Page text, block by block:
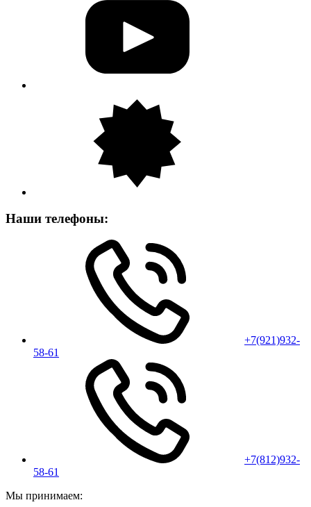
Наши телефоны:
+7(921)932-
58-61
+7(812)932-
58-61
Мы принимаем: